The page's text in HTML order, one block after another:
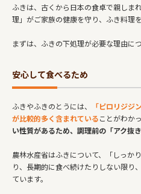
ふきは、古くから日本の食卓で親しま
理」がご家族の健康を守り、ふき料理
まずは、ふきの下処理が必要な理由に
安心して食べるため
ふきやふきのとうには、
「ピロリジジ
が比較的多く含まれていることがわか
い性質があるため、調理前の「アク抜
農林水産省はふきについて、「しっか
り、長期的に食べ続けたりしない限り
ています。